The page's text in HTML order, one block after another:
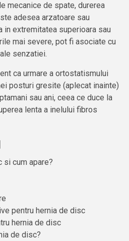
mecanice de spate, durerea
adesea arzatoare sau
in extremitatea superioara sau
mai severe, pot fi asociate cu
senzatiei.
ca urmare a ortostatismului
posturi gresite (aplecat inainte)
sau ani, ceea ce duce la
lenta a inelului fibros
si cum apare?
pentru hernia de disc
hernia de disc
de disc?